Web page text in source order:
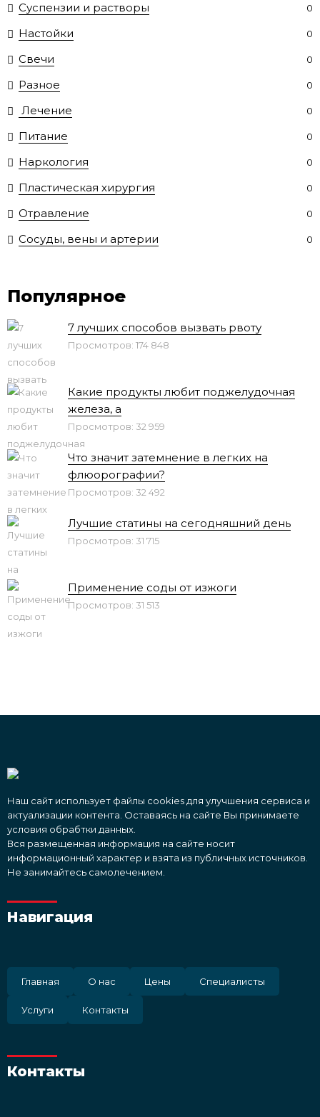
Суспензии и растворы 0
Настойки 0
Свечи 0
Разное 0
Лечение 0
Питание 0
Наркология 0
Пластическая хирургия 0
Отравление 0
Сосуды, вены и артерии 0
Популярное
7 лучших способов вызвать рвоту
Просмотров: 174 848
Какие продукты любит поджелудочная
железа, а
Просмотров: 32 959
Что значит затемнение в легких на
флюорографии?
Просмотров: 32 492
Лучшие статины на сегодняшний день
Просмотров: 31 715
Применение соды от изжоги
Просмотров: 31 513
Наш сайт использует файлы cookies для улучшения сервиса и
актуализации контента. Оставаясь на сайте Вы принимаете
условия обрабтки данных.
Вся размещенная информация на сайте носит
информационный характер и взята из публичных источников.
Не занимайтесь самолечением.
Навигация
Главная О нас Цены Специалисты
Услуги Контакты
Контакты